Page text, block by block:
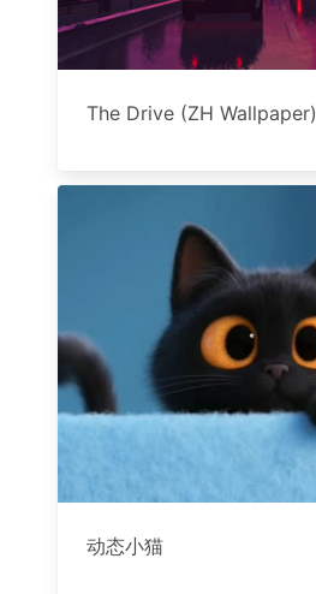
The Drive (ZH Wallpaper)
动态小猫